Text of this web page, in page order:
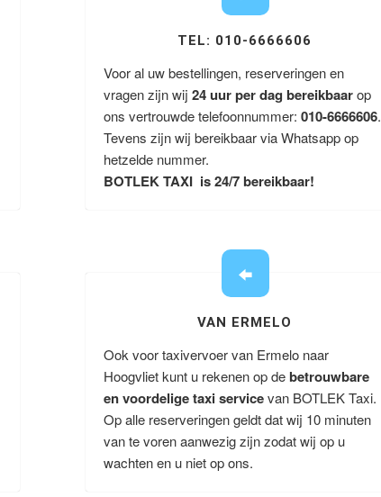
TEL: 010-6666606
Voor al uw bestellingen, reserveringen en
vragen zijn wij 24 uur per dag bereikbaarop
ons vertrouwde telefoonnummer: 010-6666606.
Tevens zijn wij bereikbaar via Whatsapp op
hetzelde nummer.
BOTLEK TAXI is 24/7 bereikbaar!
VAN ERMELO
Ook voor taxivervoer van Ermelo naar
Hoogvliet kunt u rekenen op debetrouwbare
en voordelige taxi servicevan BOTLEK Taxi.
Op alle reserveringen geldt dat wij 10 minuten
van te voren aanwezig zijn zodat wij op u
wachten en u niet op ons.